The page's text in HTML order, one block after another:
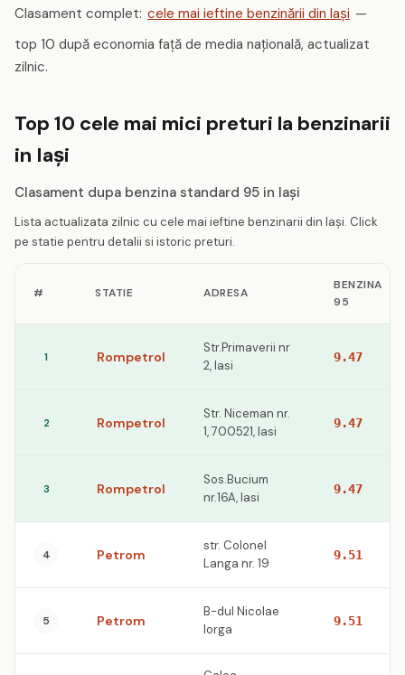
Clasament complet: cele mai ieftine benzinării din Iaşi —
top 10 după economia față de media națională, actualizat
zilnic.
Top 10 cele mai mici preturi la benzinarii
in Iaşi
Clasament dupa benzina standard 95 in Iaşi
Lista actualizata zilnic cu cele mai ieftine benzinarii din Iaşi. Click
pe statie pentru detalii si istoric preturi.
# STATIE ADRESA
BENZINA
95
1 Rompetrol
Str.Primaverii nr
2, Iasi
9.47
2 Rompetrol
Str. Niceman nr.
1, 700521, Iasi
9.47
3 Rompetrol
Sos.Bucium
nr.16A, Iasi
9.47
4 Petrom
str. Colonel
Langa nr. 19
9.51
5 Petrom
B-dul Nicolae
Iorga
9.51